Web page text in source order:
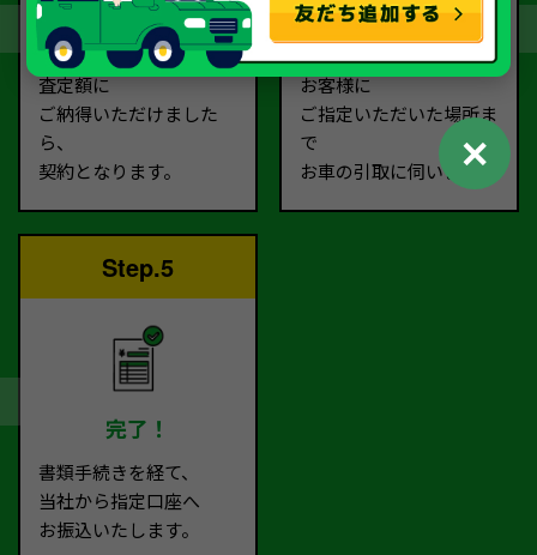
契約
査定額に
ご納得いただけました
ら、
契約となります。
お引取り
お客様に
ご指定いただいた場所ま
で
お車の引取に伺います。
Step.5
完了！
書類手続きを経て、
当社から指定口座へ
お振込いたします。
✕